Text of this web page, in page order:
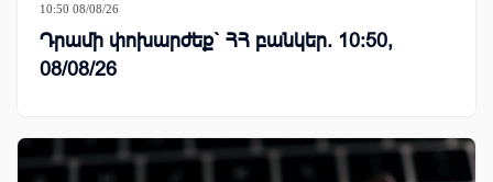
10:50 08/08/26
Դրամի փոխարժեք` ՀՀ բանկեր. 10:50,
08/08/26